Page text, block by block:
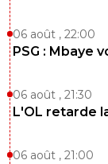
06 août , 22:00
PSG : Mbaye
06 août , 21:30
L'OL retarde
06 août , 21:00